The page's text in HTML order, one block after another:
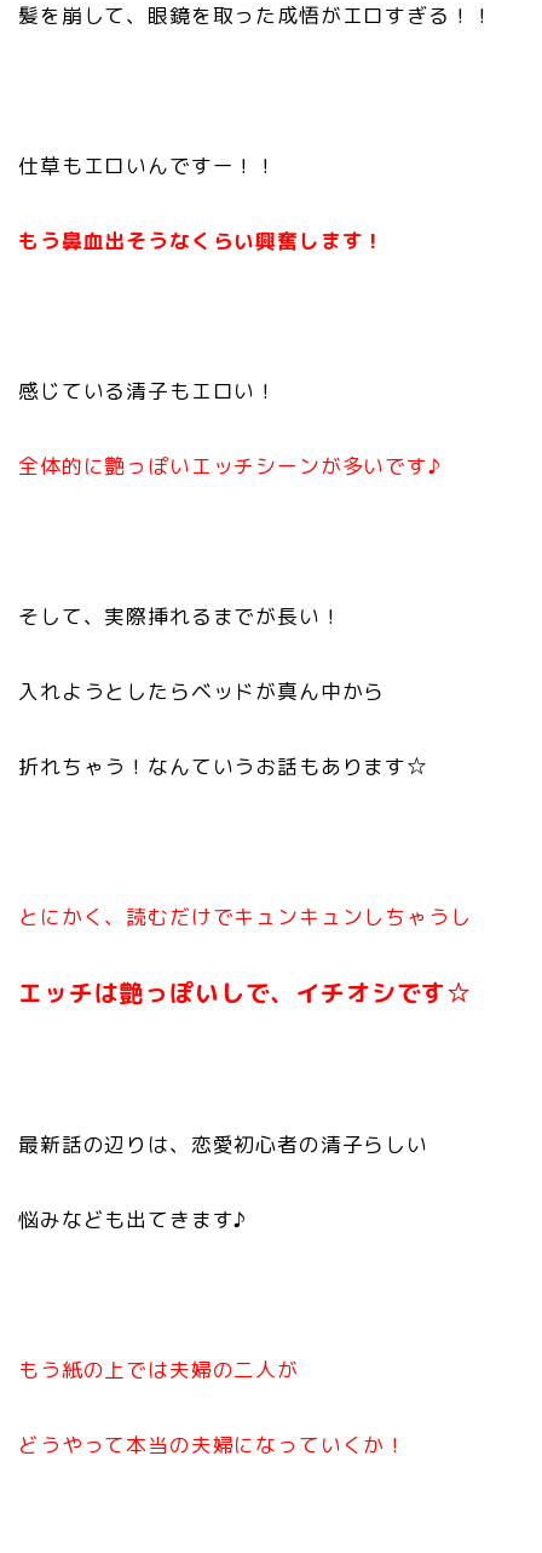
髪を崩して、眼鏡を取った成悟がエロすぎる！！
仕草もエロいんですー！！
もう鼻血出そうなくらい興奮します！
感じている清子もエロい！
全体的に艶っぽいエッチシーンが多いです♪
そして、実際挿れるまでが長い！
入れようとしたらベッドが真ん中から
折れちゃう！なんていうお話もあります☆
とにかく、読むだけでキュンキュンしちゃうし
エッチは艶っぽいしで、イチオシです☆
最新話の辺りは、恋愛初心者の清子らしい
悩みなども出てきます♪
もう紙の上では夫婦の二人が
どうやって本当の夫婦になっていくか！